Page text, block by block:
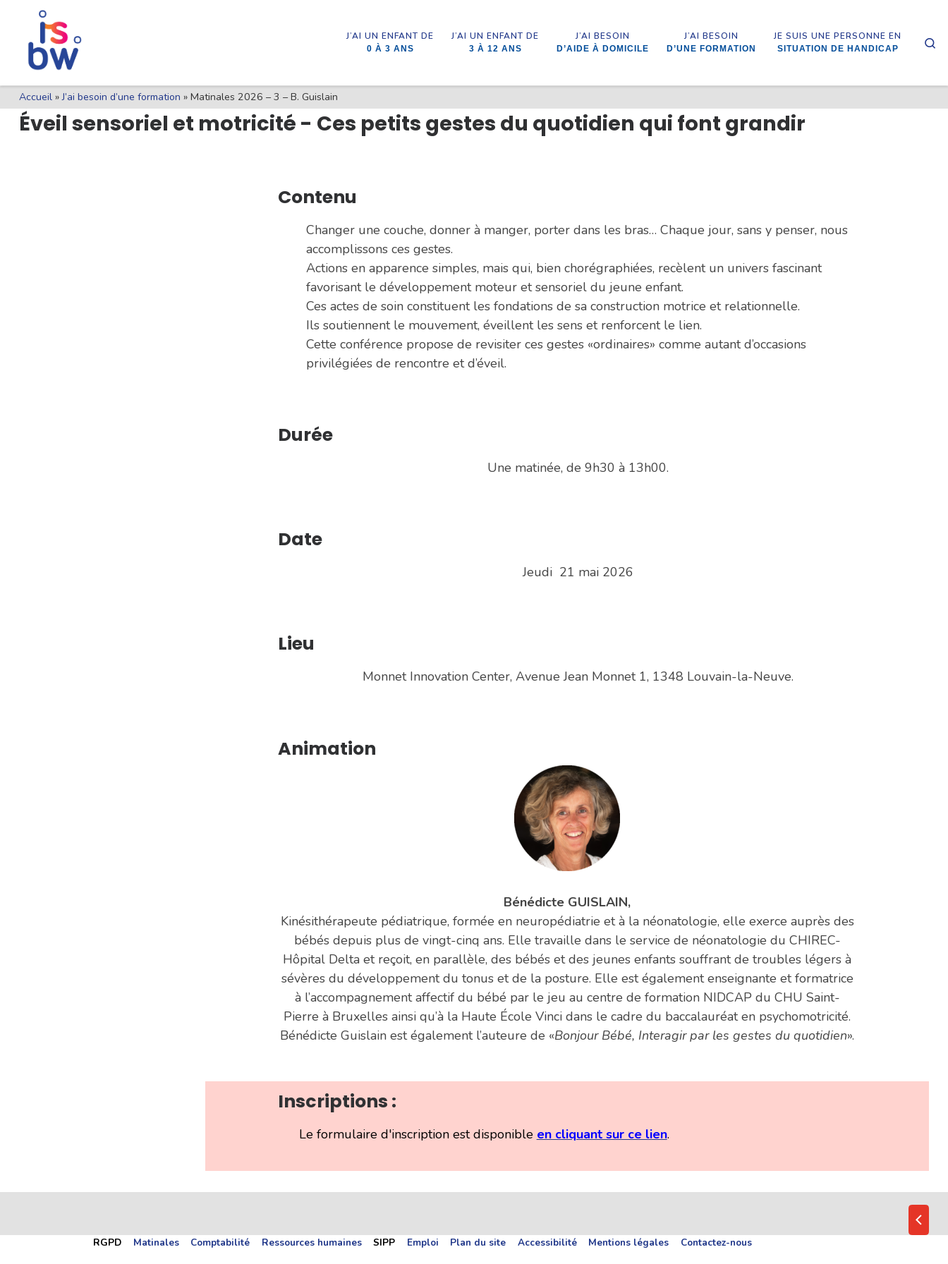
Content
navigation
Skip to content
J’AI UN ENFANT DE
0 À 3 ANS
J’AI UN ENFANT DE
3 À 12 ANS
J’AI BESOIN
D’AIDE À DOMICILE
J’AI BESOIN
D’UNE FORMATION
JE SUIS UNE PERSONNE EN
SITUATION DE HANDICAP
Accueil » J’ai besoin d’une formation » Matinales 2026 – 3 – B. Guislain
Éveil sensoriel et motricité - Ces petits gestes du quotidien qui font grandir
Contenu
Changer une couche, donner à manger, porter dans les bras… Chaque jour, sans y penser, nous
accomplissons ces gestes.
Actions en apparence simples, mais qui, bien chorégraphiées, recèlent un univers fascinant
favorisant le développement moteur et sensoriel du jeune enfant.
Ces actes de soin constituent les fondations de sa construction motrice et relationnelle.
Ils soutiennent le mouvement, éveillent les sens et renforcent le lien.
Cette conférence propose de revisiter ces gestes «ordinaires» comme autant d’occasions
privilégiées de rencontre et d’éveil.
Durée
Une matinée, de 9h30 à 13h00.
Date
Jeudi 21 mai 2026
Lieu
Monnet Innovation Center, Avenue Jean Monnet 1, 1348 Louvain-la-Neuve.
Animation
Bénédicte GUISLAIN,
Kinésithérapeute pédiatrique, formée en neuropédiatrie et à la néonatologie, elle exerce auprès des
bébés depuis plus de vingt-cinq ans. Elle travaille dans le service de néonatologie du CHIREC-
Hôpital Delta et reçoit, en parallèle, des bébés et des jeunes enfants souffrant de troubles légers à
sévères du développement du tonus et de la posture. Elle est également enseignante et formatrice
à l’accompagnement affectif du bébé par le jeu au centre de formation NIDCAP du CHU Saint-
Pierre à Bruxelles ainsi qu’à la Haute École Vinci dans le cadre du baccalauréat en psychomotricité.
Bénédicte Guislain est également l’auteure de «Bonjour Bébé, Interagir par les gestes du quotidien».
Inscriptions :
Le formulaire d'inscription est disponible en cliquant sur ce lien.
RGPD Matinales Comptabilité Ressources humaines SIPP Emploi Plan du site Accessibilité Mentions légales Contactez-nous